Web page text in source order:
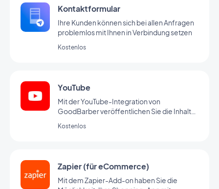
Kontaktformular
Ihre Kunden können sich bei allen Anfragen
problemlos mit Ihnen in Verbindung setzen
Kostenlos
YouTube
Mit der YouTube-Integration von
GoodBarber veröffentlichen Sie die Inhalte
Ihrer App.
Kostenlos
Zapier (für eCommerce)
Mit dem Zapier-Add-on haben Sie die